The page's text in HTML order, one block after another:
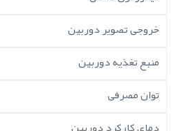
خروجی تصویر دوربین
منبع تغذیه دوربین
توان مصرفی